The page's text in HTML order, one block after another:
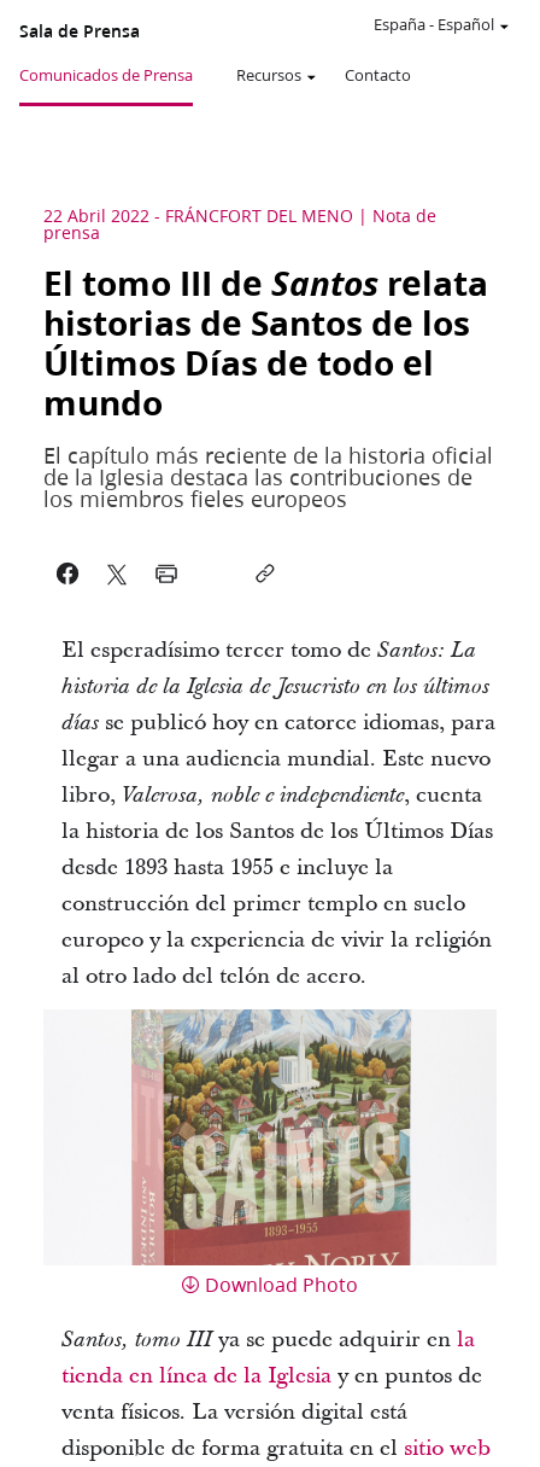
Sala de Prensa
Comunicados de Prensa Recursos Contacto
España- Español
22 Abril 2022 - FRÁNCFORT DEL MENO Nota de
prensa
El tomo III de Santosrelata
historias de Santos de los
Últimos Días de todo el
mundo
El capítulo más reciente de la historia oficial
de la Iglesia destaca las contribuciones de
los miembros fieles europeos
El esperadísimo tercer tomo de Santos: La
historia de la Iglesia de Jesucristo en los últimos
díasse publicó hoy en catorce idiomas, para
llegar a una audiencia mundial. Este nuevo
libro, Valerosa, noble e independiente, cuenta
la historia de los Santos de los Últimos Días
desde 1893 hasta 1955 e incluye la
construcción del primer templo en suelo
europeo y la experiencia de vivir la religión
al otro lado del telón de acero.
Download Photo
Santos, tomo IIIya se puede adquirir en la
tienda en línea de la Iglesiay en puntos de
venta físicos. La versión digital está
disponible de forma gratuita en el sitio web